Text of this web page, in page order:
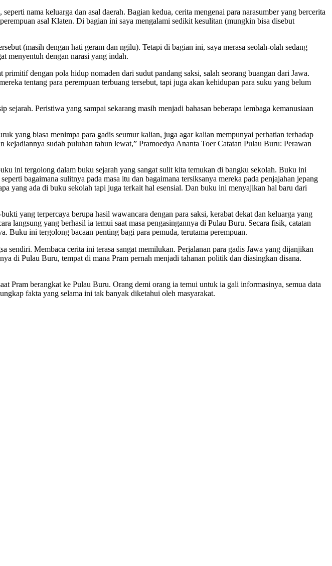
nama keluarga dan asal daerah. Bagian kedua, cerita mengenai para narasumber yang bercerita
asal Klaten. Di bagian ini saya mengalami sedikit kesulitan (mungkin bisa disebut
(masih dengan hati geram dan ngilu). Tetapi di bagian ini, saya merasa seolah-olah sedang
menyentuh dengan narasi yang indah.
dengan pola hidup nomaden dari sudut pandang saksi, salah seorang buangan dari Jawa.
tentang para perempuan terbuang tersebut, tapi juga akan kehidupan para suku yang belum
Peristiwa yang sampai sekarang masih menjadi bahasan beberapa lembaga kemanusiaan
yang biasa menimpa para gadis seumur kalian, juga agar kalian mempunyai perhatian terhadap
sudah puluhan tahun lewat,” Pramoedya Ananta Toer Catatan Pulau Buru: Perawan
ini tergolong dalam buku sejarah yang sangat sulit kita temukan di bangku sekolah. Buku ini
bagaimana sulitnya pada masa itu dan bagaimana tersiksanya mereka pada penjajahan jepang
yang ada di buku sekolah tapi juga terkait hal esensial. Dan buku ini menyajikan hal baru dari
yang terpercaya berupa hasil wawancara dengan para saksi, kerabat dekat dan keluarga yang
langsung yang berhasil ia temui saat masa pengasingannya di Pulau Buru. Secara fisik, catatan
ini tergolong bacaan penting bagi para pemuda, terutama perempuan.
sendiri. Membaca cerita ini terasa sangat memilukan. Perjalanan para gadis Jawa yang dijanjikan
di Pulau Buru, tempat di mana Pram pernah menjadi tahanan politik dan diasingkan disana.
Pram berangkat ke Pulau Buru. Orang demi orang ia temui untuk ia gali informasinya, semua data
fakta yang selama ini tak banyak diketahui oleh masyarakat.